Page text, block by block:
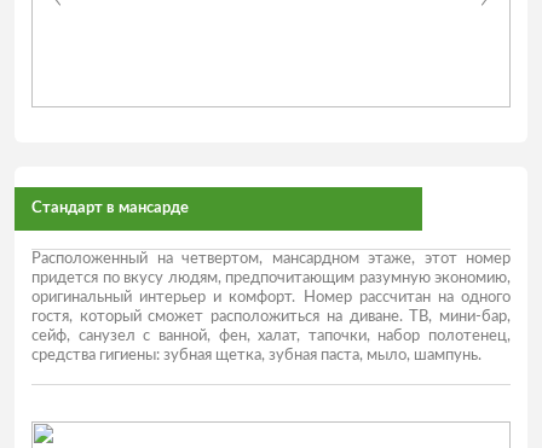
Стандарт в мансарде
Расположенный на четвертом, мансардном этаже, этот номер
придется по вкусу людям, предпочитающим разумную экономию,
оригинальный интерьер и комфорт. Номер рассчитан на одного
гостя, который сможет расположиться на диване. ТВ, мини-бар,
сейф, санузел с ванной, фен, халат, тапочки, набор полотенец,
средства гигиены: зубная щетка, зубная паста, мыло, шампунь.